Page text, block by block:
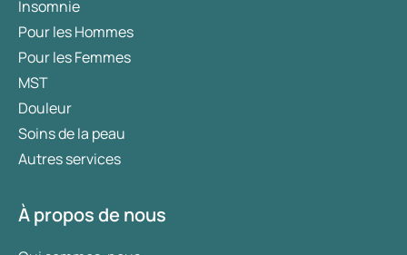
Insomnie
Pour les Hommes
Pour les Femmes
MST
Douleur
Soins de la peau
Autres services
À propos de nous